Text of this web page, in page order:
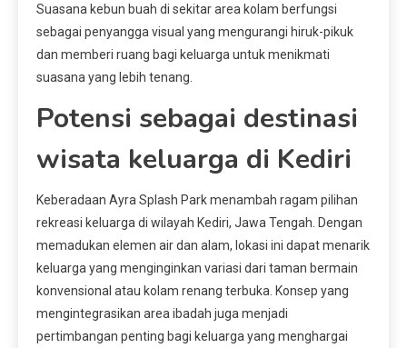
Suasana kebun buah di sekitar area kolam berfungsi
sebagai penyangga visual yang mengurangi hiruk-pikuk
dan memberi ruang bagi keluarga untuk menikmati
suasana yang lebih tenang.
Potensi sebagai destinasi
wisata keluarga di Kediri
Keberadaan Ayra Splash Park menambah ragam pilihan
rekreasi keluarga di wilayah Kediri, Jawa Tengah. Dengan
memadukan elemen air dan alam, lokasi ini dapat menarik
keluarga yang menginginkan variasi dari taman bermain
konvensional atau kolam renang terbuka. Konsep yang
mengintegrasikan area ibadah juga menjadi
pertimbangan penting bagi keluarga yang menghargai